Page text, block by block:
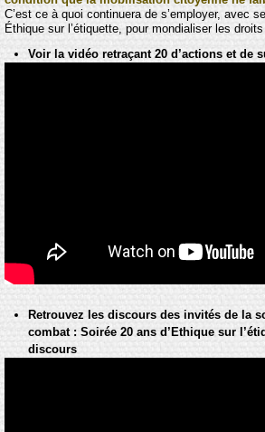
C’est ce à quoi continuera de s’employer, avec
Éthique sur l’étiquette, pour mondialiser les
Voir la vidéo retraçant 20 d’actions et de
Retrouvez les discours des invités de la
combat : Soirée 20 ans d’Ethique sur
discours